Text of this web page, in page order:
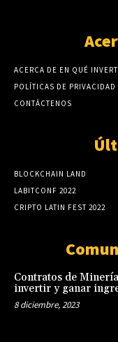
ACERCA DE EN QUÉ
POLÍTICAS DE PRIVACIDAD
CONTÁCTENOS
BLOCKCHAIN LAND
LABITCONF 2022
CRIPTO LATIN FEST 2022
Contratos de
invertir y ganar
8 diciembre, 2023